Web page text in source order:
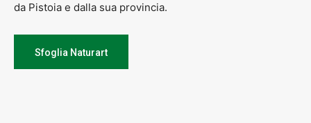
da Pistoia e dalla sua provincia.
Sfoglia Naturart